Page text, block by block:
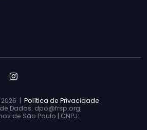
2026 | Política de Privacidade
Dados: dpo@frsp.org
de São Paulo | CNPJ: